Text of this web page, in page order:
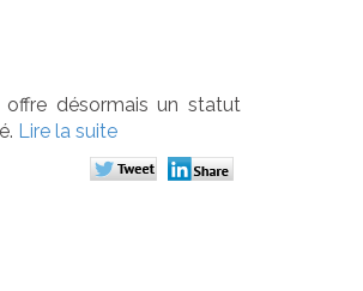
offre désormais un statut
Lire la suite